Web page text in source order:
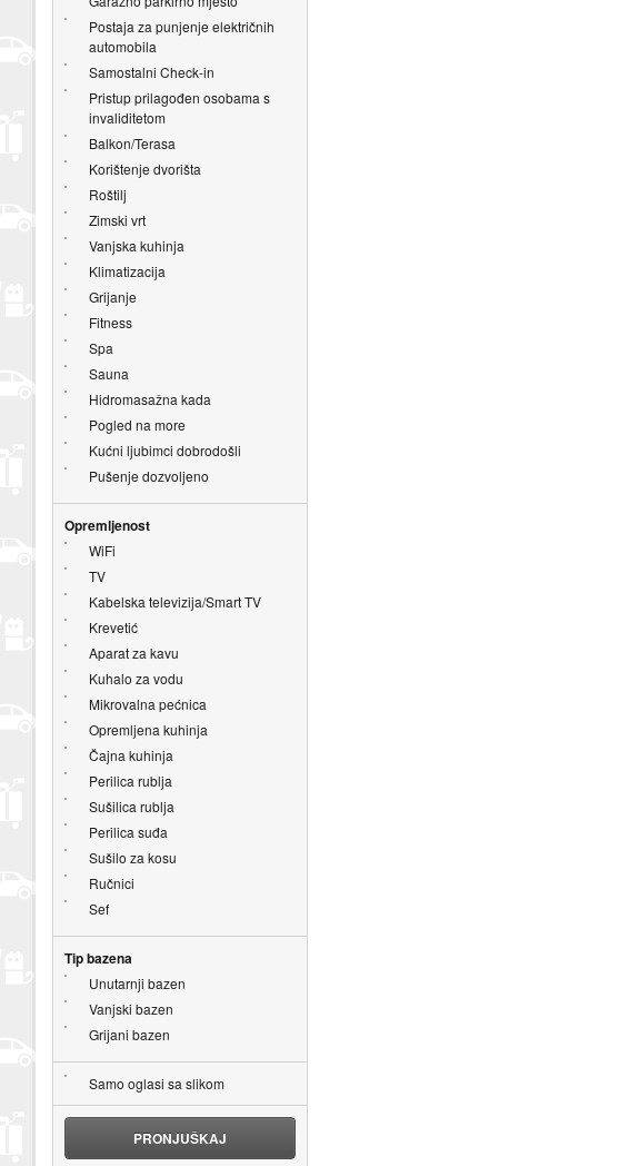
Postaja za punjenje električnih
automobila
Samostalni Check-in
Pristup prilagođen osobama s
invaliditetom
Balkon/Terasa
Korištenje dvorišta
Roštilj
Zimski vrt
Vanjska kuhinja
Klimatizacija
Grijanje
Fitness
Spa
Sauna
Hidromasažna kada
Pogled na more
Kućni ljubimci dobrodošli
Pušenje dozvoljeno
Opremljenost
WiFi
TV
Kabelska televizija/Smart TV
Krevetić
Aparat za kavu
Kuhalo za vodu
Mikrovalna pećnica
Opremljena kuhinja
Čajna kuhinja
Perilica rublja
Sušilica rublja
Perilica suđa
Sušilo za kosu
Ručnici
Sef
Tip bazena
Unutarnji bazen
Vanjski bazen
Grijani bazen
Samo oglasi sa slikom
PRONJUŠKAJ